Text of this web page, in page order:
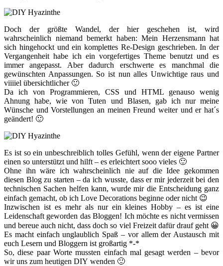
Doch der größte Wandel, der hier geschehen ist, wird
wahrscheinlich niemand bemerkt haben: Mein Herzensmann hat
sich hingehockt und ein komplettes Re-Design geschrieben. In der
Vergangenheit habe ich ein vorgefertiges Theme benutzt und es
immer angepasst. Aber dadurch erschwerte es manchmal die
gewünschten Anpassungen. So ist nun alles Unwichtige raus und
viiiiel übersichtlicher 🙂
Da ich von Programmieren, CSS und HTML genauso wenig
Ahnung habe, wie von Tuten und Blasen, gab ich nur meine
Wünsche und Vorstellungen an meinen Freund weiter und er hat´s
geändert! 🙂
Es ist so ein unbeschreiblich tolles Gefühl, wenn der eigene Partner
einen so unterstützt und hilft – es erleichtert sooo vieles 🙂
Ohne ihn wäre ich wahrscheinlich nie auf die Idee gekommen
diesen Blog zu starten – da ich wusste, dass er mir jederzeit bei den
technischen Sachen helfen kann, wurde mir die Entscheidung ganz
einfach gemacht, ob ich Love Decorations beginne oder nicht 😉
Inzwischen ist es mehr als nur ein kleines Hobby – es ist eine
Leidenschaft geworden das Bloggen! Ich möchte es nicht vermissen
und bereue auch nicht, dass doch so viel Freizeit dafür drauf geht 😀
Es macht einfach unglaublich Spaß – vor allem der Austausch mit
euch Lesern und Bloggern ist großartig *-*
So, diese paar Worte mussten einfach mal gesagt werden – bevor
wir uns zum heutigen DIY wenden 🙂